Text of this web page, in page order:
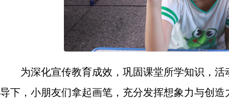
为深化宣传教育成效，巩固课堂所学知识，
导下，小朋友们拿起画笔，充分发挥想象力与创